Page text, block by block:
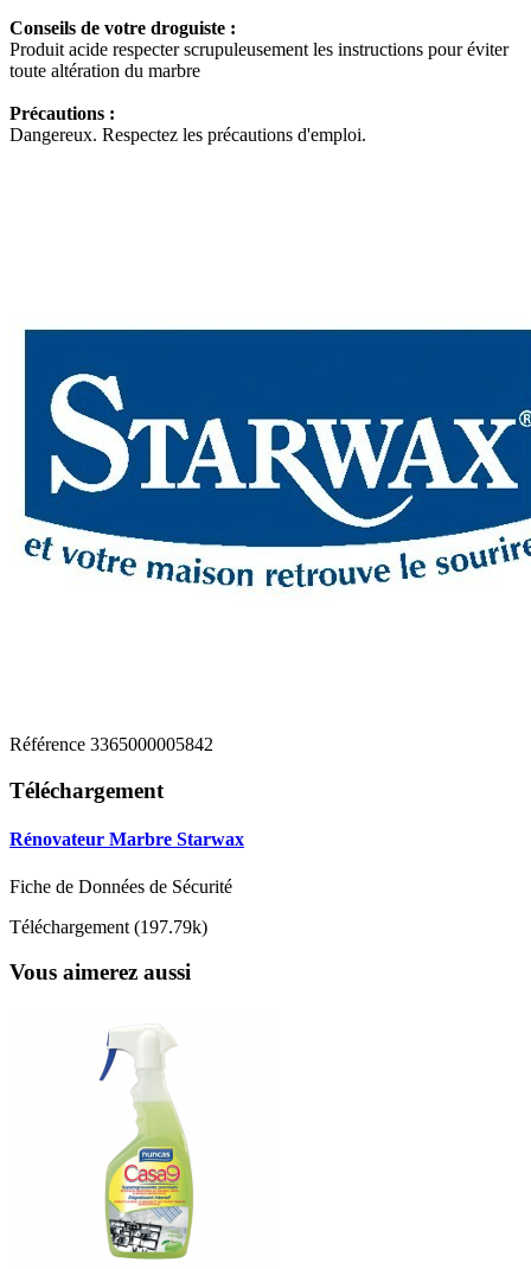
Conseils de votre droguiste :
Produit acide respecter scrupuleusement les instructions pour éviter
toute altération du marbre
Précautions :
Dangereux. Respectez les précautions d'emploi.
Référence 3365000005842
Téléchargement
Rénovateur Marbre Starwax
Fiche de Données de Sécurité
Téléchargement (197.79k)
Vous aimerez aussi